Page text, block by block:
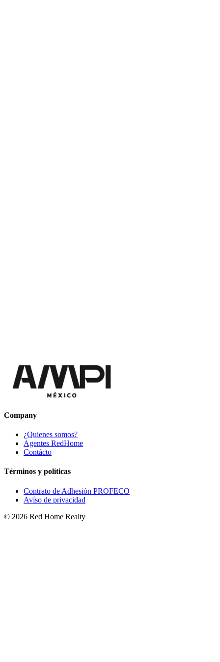
Company
¿Quienes somos?
Agentes RedHome
Contácto
Términos y políticas
Contrato de Adhesión PROFECO
Avíso de privacidad
© 2026 Red Home Realty